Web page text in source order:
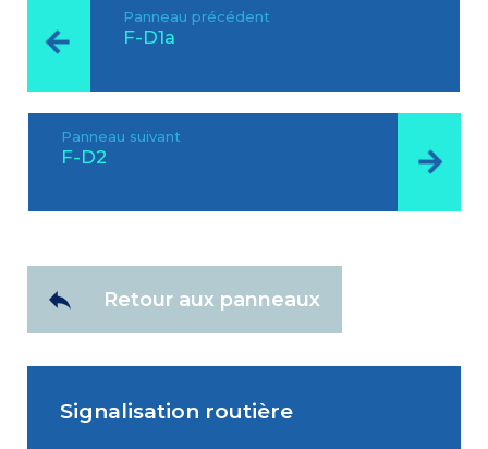
Panneau précédent
F-D1a
Panneau suivant
F-D2
Retour aux panneaux
Signalisation routière